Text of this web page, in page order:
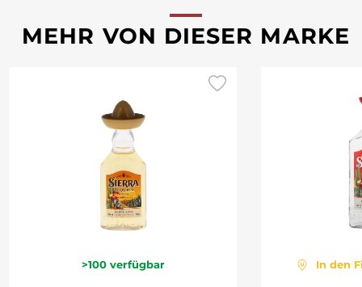
MEHR VON DIESER MARKE
>100 verfügbar In den